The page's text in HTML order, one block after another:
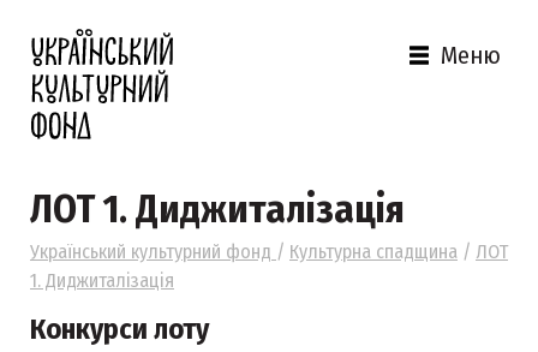
Меню
ЛОТ 1. Диджиталізація
Український культурний фонд / Культурна спадщина / ЛОТ
1. Диджиталізація
Конкурси лоту